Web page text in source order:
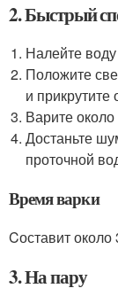
2. Быстрый
Налейте
Положите
и
Варите около
Достаньте
проточной
Время варки
Cоставит около
3. На пару